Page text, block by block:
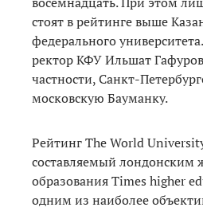
стоят в рейтинге выше
федерального
ректор КФУ Ильшат
частности, Санкт-
московскую Бауманку.
Рейтинг The World
составляемый лондонским
образования Тimes higher
одним из наиболее